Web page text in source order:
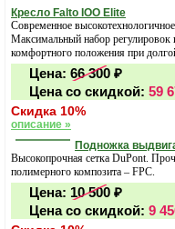
Кресло Falto IOO Elite
Современное
Максимальный набор регулировок
комфортного положения при
Цена: 66 300 ₽
Цена со скидкой: 59
Скидка 10%
описание »
Подножка
Высокопрочная сетка DuPont.
полимерного композита – FPC.
Цена: 10 500 ₽
Цена со скидкой: 9